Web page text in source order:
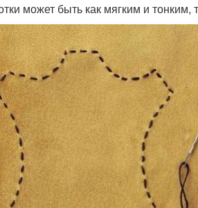
может быть как мягким и тонким,